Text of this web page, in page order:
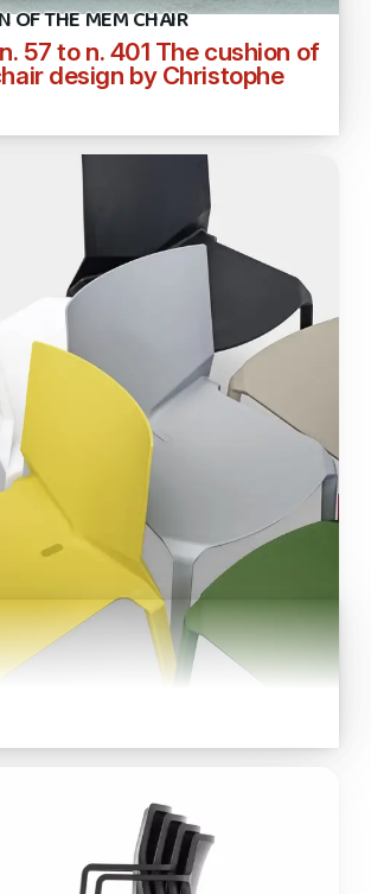
OF THE MEM CHAIR
57 to n. 401 The cushion of
design by Christophe